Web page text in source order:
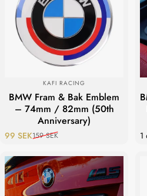
LEVERANTÖR:
KAFI RACING
BMW Fram & Bak Emblem
– 74mm / 82mm (50th
Anniversary)
Reapris
99 SEK
Ordinarie pris
159 SEK 1